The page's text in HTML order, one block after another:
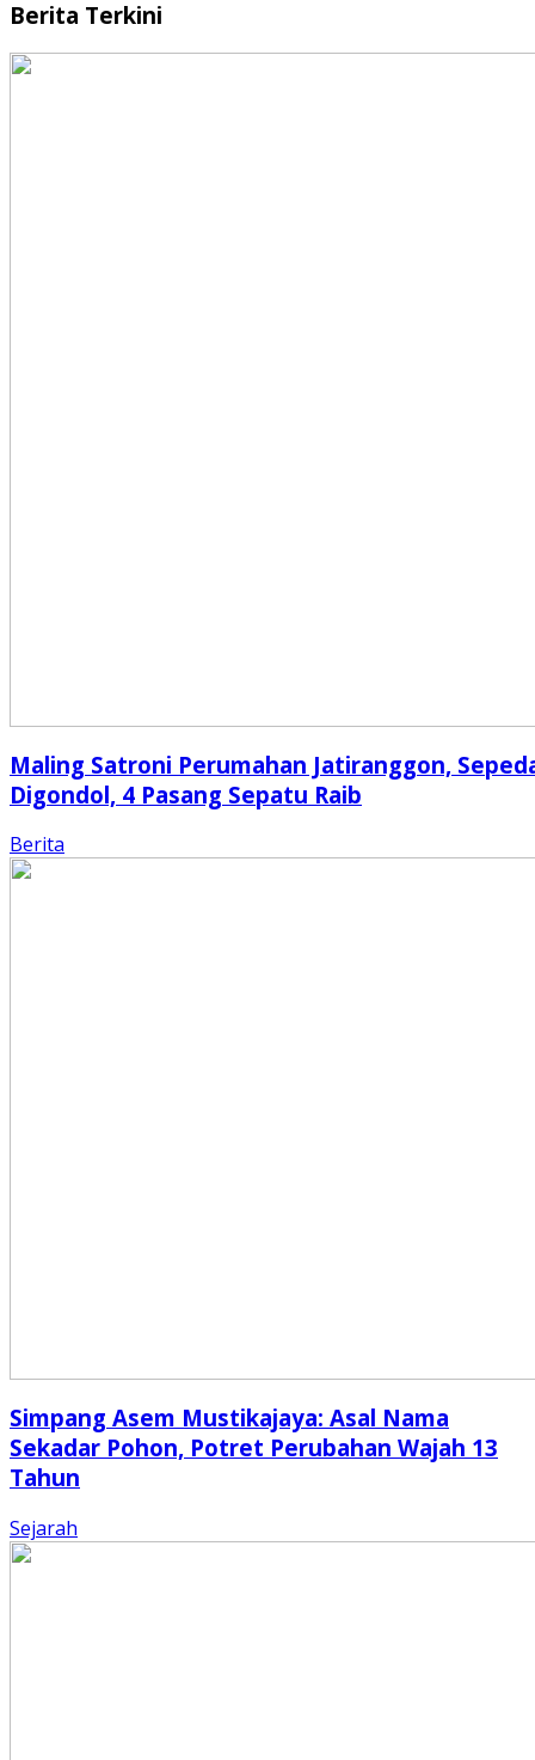
Berita Terkini
Maling Satroni Perumahan Jatiranggon,
Digondol, 4 Pasang Sepatu Raib
Berita
Simpang Asem Mustikajaya: Asal Nama
Sekadar Pohon, Potret Perubahan Wajah 13
Tahun
Sejarah